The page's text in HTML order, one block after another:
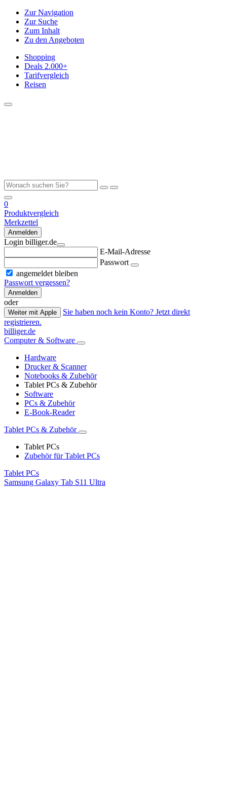
Zur Navigation
Zur Suche
Zum Inhalt
Zu den Angeboten
Shopping
Deals 2.000+
Tarifvergleich
Reisen
0
Produktvergleich
Merkzettel
Anmelden
Login billiger.de
E-Mail-Adresse
Passwort
angemeldet bleiben
Passwort vergessen?
Anmelden
oder
Weiter mit Apple
Sie haben noch kein Konto? Jetzt direkt
registrieren.
billiger.de
Computer & Software
Hardware
Drucker & Scanner
Notebooks & Zubehör
Tablet PCs & Zubehör
Software
PCs & Zubehör
E-Book-Reader
Tablet PCs & Zubehör
Tablet PCs
Zubehör für Tablet PCs
Tablet PCs
Samsung Galaxy Tab S11 Ultra